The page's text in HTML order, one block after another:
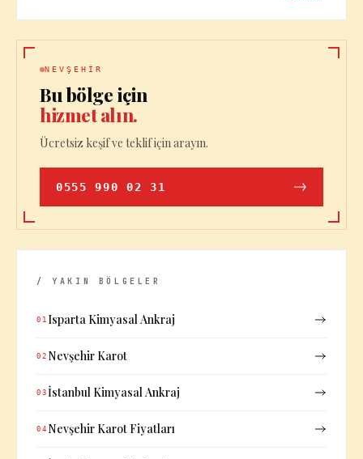
NEVŞEHIR
Bu bölge için
hizmet alın.
Ücretsiz keşif ve teklif için arayın.
0555 990 02 31
/ YAKIN BÖLGELER
01 Isparta Kimyasal Ankraj
02 Nevşehir Karot
03 İstanbul Kimyasal Ankraj
04 Nevşehir Karot Fiyatları